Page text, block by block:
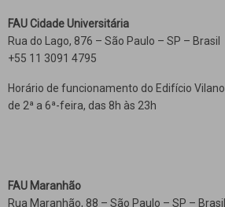
FAU Cidade Universitária
Rua do Lago, 876 – São Paulo – SP – Brasil
+55 11 3091 4795
Horário de funcionamento do Edifício
de 2ª a 6ª-feira, das 8h às 23h
FAU Maranhão
Rua Maranhão, 88 – São Paulo – SP – Brasil